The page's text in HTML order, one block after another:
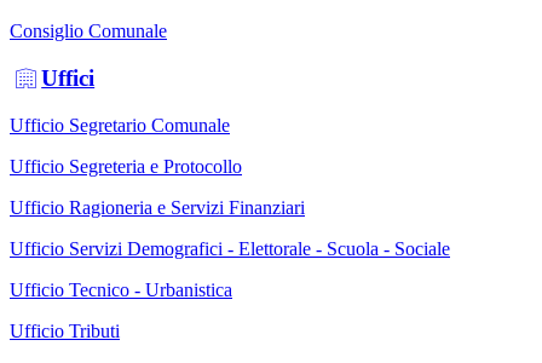
Consiglio Comunale
Uffici
Ufficio Segretario Comunale
Ufficio Segreteria e Protocollo
Ufficio Ragioneria e Servizi Finanziari
Ufficio Servizi Demografici - Elettorale - Scuola - Sociale
Ufficio Tecnico - Urbanistica
Ufficio Tributi